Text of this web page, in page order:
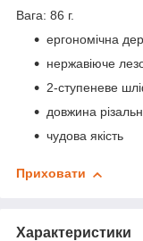
Вага: 86 г.
ергономічна
нержавіюче
2-ступеневе
довжина
чудова якість
Приховати
Характеристики